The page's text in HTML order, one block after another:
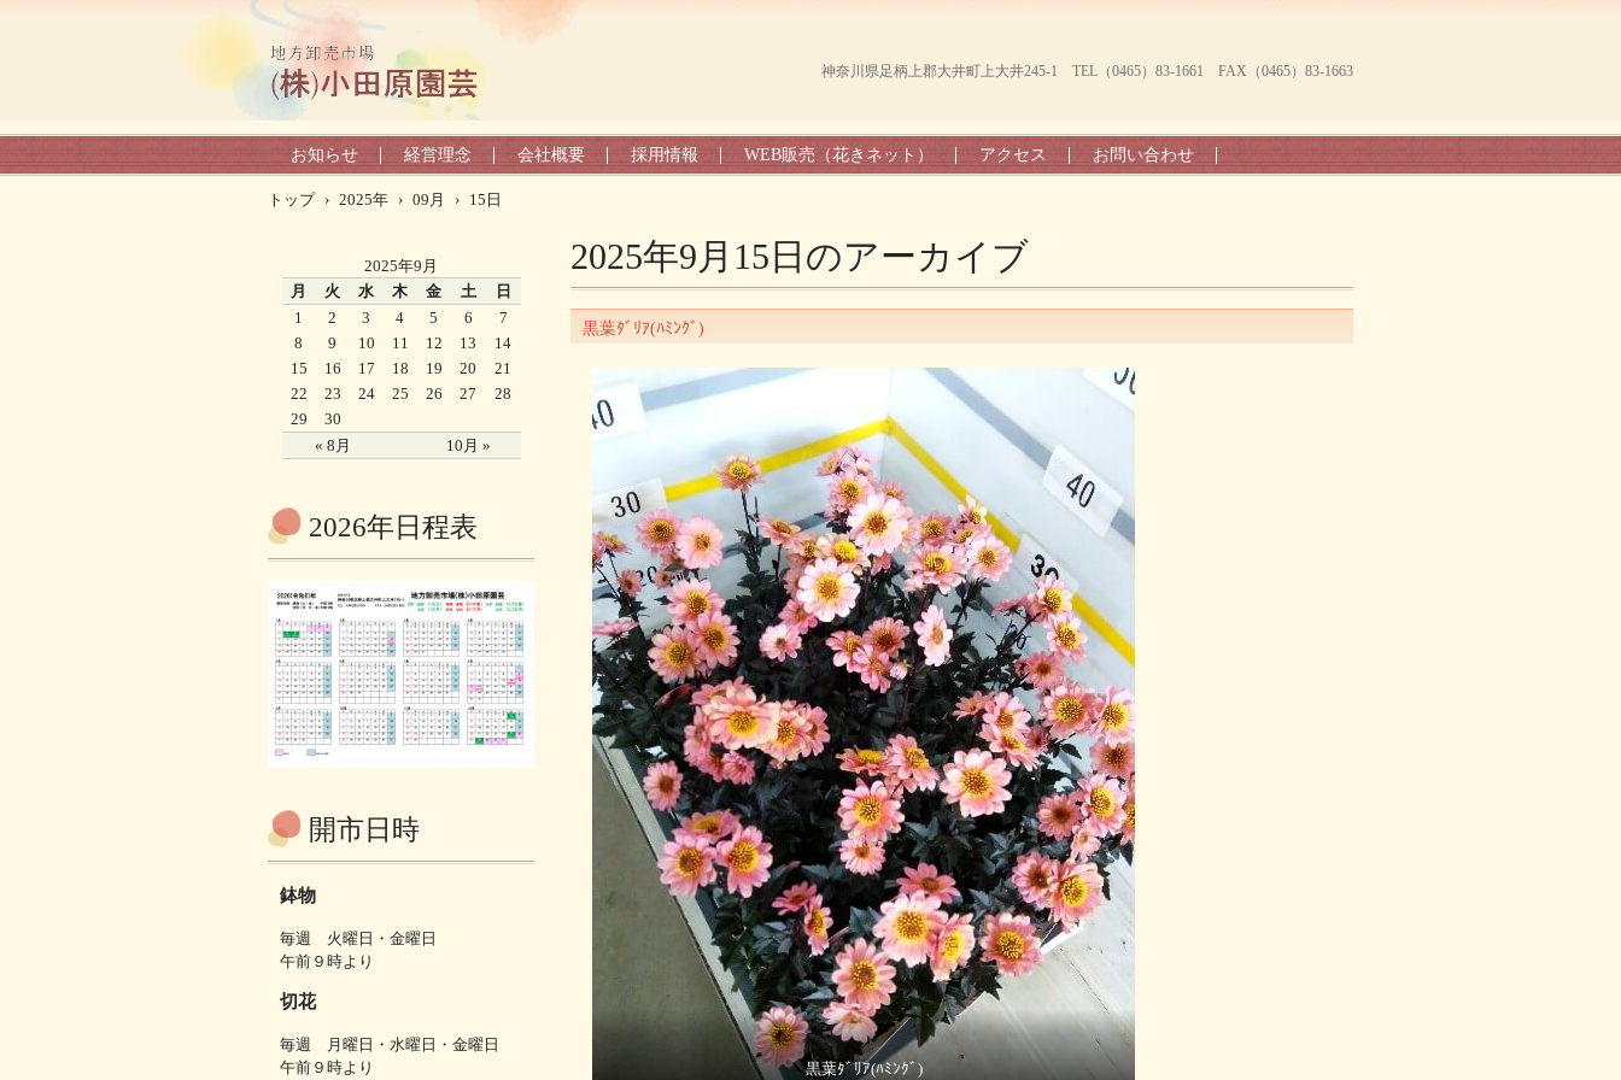
神奈川県足柄上郡大井町上大井245-1 TEL（0465）83-1661 FAX（0465）83-1663
お知らせ 経営理念 会社概要 採用情報 WEB販売（花きネット） アクセス お問い合わせ
トップ › 2025年 › 09月 › 15日
2025年9月15日 のアーカイブ
黒葉ﾀﾞﾘｱ(ﾊﾐﾝｸﾞ)
黒葉ﾀﾞﾘｱ(ﾊﾐﾝｸﾞ)
2025年9月
月
火 水 木 金 土 日
« 8月 10月 »
1 2 3 4 5 6
7
8
9 10 11 12 13
14
15
16 17 18 19 20
21
22
23 24 25 26 27
28
29
30
2026年日程表
開市日時
鉢物
毎週 火曜日・金曜日
午前９時より
切花
毎週 月曜日・水曜日・金曜日
午前９時より